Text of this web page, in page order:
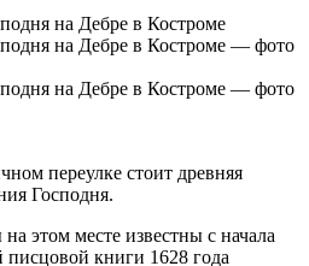
переулке стоит древняя
Господня.
этом месте известны с начала
книги 1628 года